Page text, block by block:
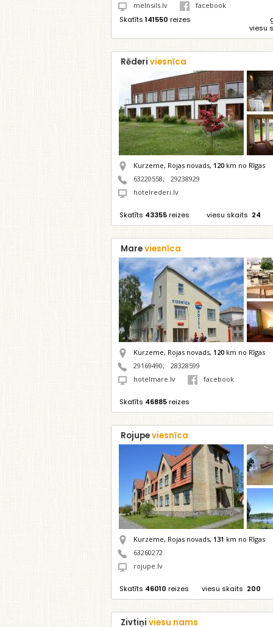
melnsils.lv
facebook
Skatīts 141550 reizes
viesu
Rēderi viesnīca
Kurzeme, Rojas novads, 120 km no Rīgas
63220558;
29238929
hotelrederi.lv
Skatīts 43355reizes viesu skaits 24
Mareviesnīca
Kurzeme, Rojas novads, 120 km no Rīgas
29169490;
28328599
hotelmare.lv
facebook
Skatīts 46885reizes
Rojupeviesnīca
Kurzeme, Rojas novads, 131 km no Rīgas
63260272
rojupe.lv
Skatīts 46010 reizes viesu skaits 200
Zivtiņi viesu nams